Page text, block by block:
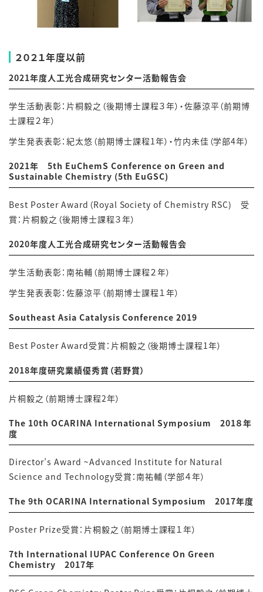
２０２１年度以前
2021年度人工光合成研究センター活動報告会
学生活動表彰：片桐毅之（後期博士課程３年）・佐藤涼平（前期博
士課程２年）
学生発表表彰：紀太悠（前期博士課程1年）・竹内未佳（学部4年）
2021年 5th EuChemS Conference on Green and
Sustainable Chemistry (5th EuGSC)
Best Poster Award（Royal Society of Chemistry RSC) 受
賞：片桐毅之（後期博士課程３年）
2020年度人工光合成研究センター活動報告会
学生活動表彰：南祐輔（前期博士課程２年）
学生発表表彰：佐藤涼平（前期博士課程１年）
Southeast Asia Catalysis Conference 2019
Best Poster Award受賞：片桐毅之（後期博士課程1年）
2018年度研究業績優秀賞（若野賞）
片桐毅之（前期博士課程2年）
The 10th OCARINA International Symposium 201８年
度
Director’s Award ~Advanced Institute for Natural
Science and Technology受賞：南祐輔（学部４年）
The 9th OCARINA International Symposium 2017年度
Poster Prize受賞：片桐毅之（前期博士課程１年）
7th International IUPAC Conference On Green
Chemistry 2017年